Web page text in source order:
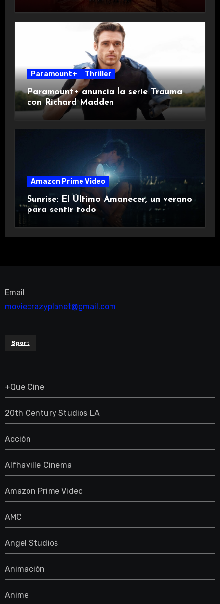
Paramount+ Thriller
Paramount+ anuncia la serie Trauma
con Richard Madden
Amazon Prime Video
Sunrise: El Último Amanecer, un verano
para sentir todo
Email
moviecrazyplanet@gmail.com
Sport
+Que Cine
20th Century Studios LA
Acción
Alfhaville Cinema
Amazon Prime Video
AMC
Angel Studios
Animación
Anime